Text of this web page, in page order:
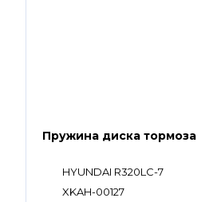
Пружина диска тормоза
HYUNDAI R320LC-7
XKAH-00127